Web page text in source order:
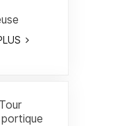
3/5"